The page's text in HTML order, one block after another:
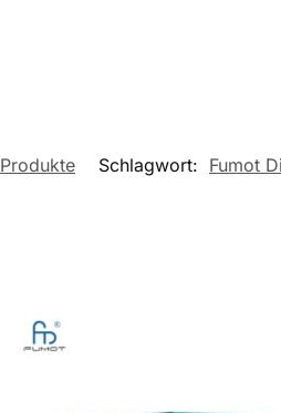
Produkte Schlagwort: Fumot